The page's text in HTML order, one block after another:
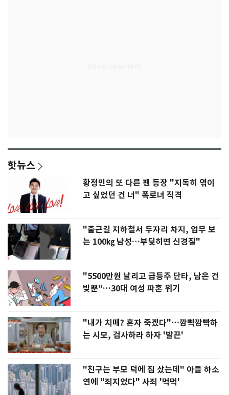
핫뉴스
황정민의 또 다른 팬 등장 "지독히 엮이
고 싶었던 건 너" 폭로녀 직격
"출근길 지하철서 두자리 차지, 업무 보
는 100㎏ 남성…부딪히면 신경질"
"5500만원 날리고 급등주 단타, 남은 건
빚뿐"…30대 여성 파혼 위기
"내가 치매? 혼자 죽겠다"…깜빡깜빡하
는 시모, 검사하라 하자 '발끈'
"친구는 부모 덕에 집 샀는데" 아들 하소
연에 "죄지었다" 사죄 '먹먹'